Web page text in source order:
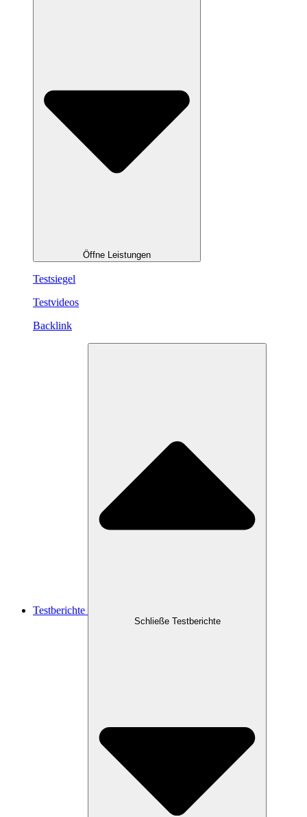
Öffne Leistungen
Testsiegel
Testvideos
Backlink
Testberichte
Schließe Testberichte